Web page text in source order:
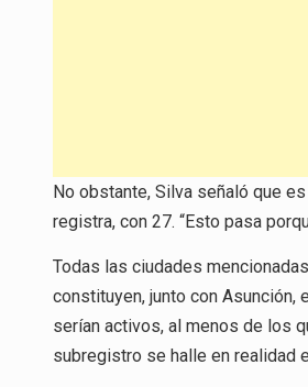
No obstante, Silva señaló que
registra, con 27. “Esto pasa
Todas las ciudades
constituyen, junto con Asunción,
serían activos, al menos de los
subregistro se halle en realidad